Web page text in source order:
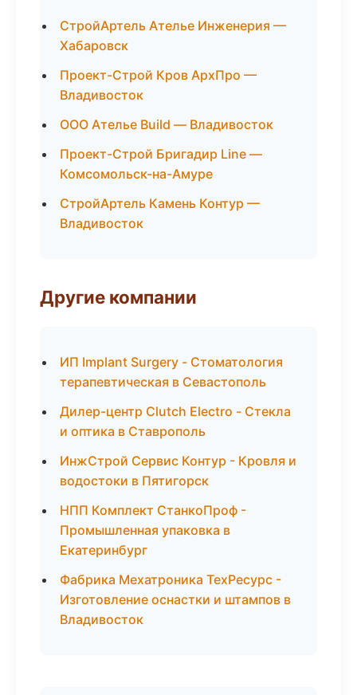
СтройАртель Ателье Инженерия —
Хабаровск
Проект-Строй Кров АрхПро —
Владивосток
ООО Ателье Build — Владивосток
Проект-Строй Бригадир Line —
Комсомольск-на-Амуре
СтройАртель Камень Контур —
Владивосток
Другие компании
ИП Implant Surgery - Стоматология
терапевтическая в Севастополь
Дилер-центр Clutch Electro - Стекла
и оптика в Ставрополь
ИнжСтрой Сервис Контур - Кровля и
водостоки в Пятигорск
НПП Комплект СтанкоПроф -
Промышленная упаковка в
Екатеринбург
Фабрика Мехатроника ТехРесурс -
Изготовление оснастки и штампов в
Владивосток